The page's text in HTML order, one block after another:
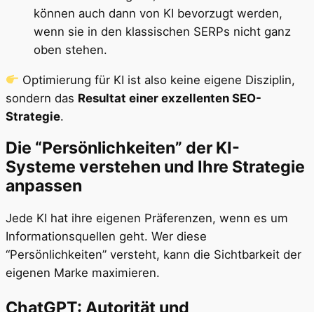
können auch dann von KI bevorzugt werden,
wenn sie in den klassischen SERPs nicht ganz
oben stehen.
Optimierung für KI ist also keine eigene Disziplin,
sondern das Resultat einer exzellenten SEO-
Strategie.
Die “Persönlichkeiten” der KI-
Systeme verstehen und Ihre Strategie
anpassen
Jede KI hat ihre eigenen Präferenzen, wenn es um
Informationsquellen geht. Wer diese
“Persönlichkeiten” versteht, kann die Sichtbarkeit der
eigenen Marke maximieren.
ChatGPT: Autorität und